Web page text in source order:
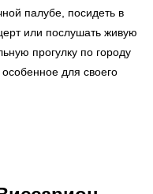
палубе, посидеть в
или послушать живую
прогулку по городу
для своего